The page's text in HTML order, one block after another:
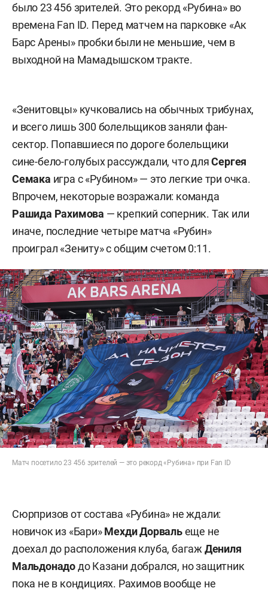
было 23 456 зрителей. Это рекорд «Рубина» во
времена Fan ID. Перед матчем на парковке «Ак
Барс Арены» пробки были не меньшие, чем в
выходной на Мамадышском тракте.
«Зенитовцы» кучковались на обычных трибунах,
и всего лишь 300 болельщиков заняли фан-
сектор. Попавшиеся по дороге болельщики
сине-бело-голубых рассуждали, что дляСергея
Семака игра с «Рубином» — это легкие три очка.
Впрочем, некоторые возражали: команда
Рашида Рахимова — крепкий соперник. Так или
иначе, последние четыре матча «Рубин»
проиграл «Зениту» с общим счетом 0:11.
Матч посетило 23 456 зрителей — это рекорд «Рубина» при Fan ID
Сюрпризов от состава «Рубина» не ждали:
новичок из «Бари»Мехди Дорвальеще не
доехал до расположения клуба, багажДениля
Мальдонадодо Казани добрался, но защитник
пока не в кондициях. Рахимов вообще не